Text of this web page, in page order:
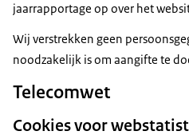
jaarrapportage op over het
Wij verstrekken geen
noodzakelijk is om aangifte te
Telecomwet
Cookies voor